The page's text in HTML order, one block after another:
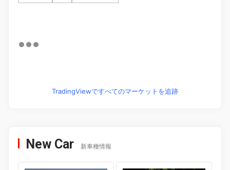
TradingViewですべてのマーケットを追跡
New Car 新車種情報